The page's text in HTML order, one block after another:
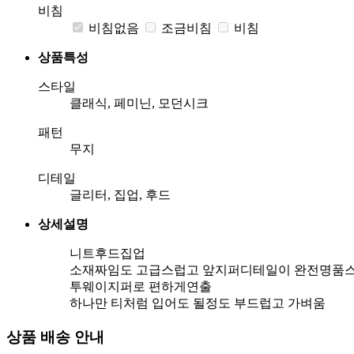
비침
비침없음
조금비침 비침
상품특성
스타일
클래식, 페미닌, 모던시크
패턴
무지
디테일
글리터, 집업, 후드
상세설명
니트후드집업
소재짜임도 고급스럽고 앞지퍼디테일이 완전명품
투웨이지퍼로 편하게연출
하나만 티처럼 입어도 될정도 부드럽고 가벼움
상품 배송 안내